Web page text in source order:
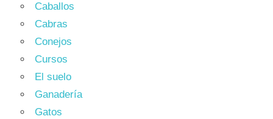
Caballos
Cabras
Conejos
Cursos
El suelo
Ganadería
Gatos